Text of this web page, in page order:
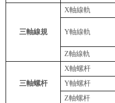
三軸線規
X軸線軌
Y軸線軌
Z軸線軌
三軸螺杆
X軸螺杆
Y軸螺杆
Z軸螺杆